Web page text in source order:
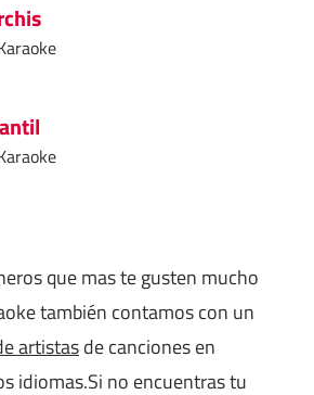
que mas te gusten mucho
también contamos con un
artistasde canciones en
idiomas.Si no encuentras tu